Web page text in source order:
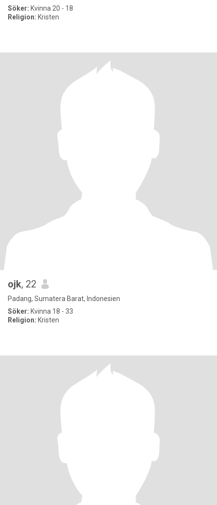
Söker: Kvinna 20 - 18
Religion: Kristen
ojk, 22
Padang, Sumatera Barat, Indonesien
Söker: Kvinna 18 - 33
Religion: Kristen